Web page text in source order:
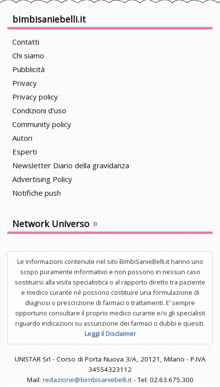
bimbisaniebelli.it
Contatti
Chi siamo
Pubblicità
Privacy
Privacy policy
Condizioni d'uso
Community policy
Autori
Esperti
Newsletter Diario della gravidanza
Advertising Policy
Notifiche push
Network Universo »
Le informazioni contenute nel sito BimbiSanieBelli.it hanno uno
scopo puramente informativo e non possono in nessun caso
sostituirsi alla visita specialistica o al rapporto diretto tra paziente
e medico curante né possono costituire una formulazione di
diagnosi o prescrizione di farmaci o trattamenti. E’ sempre
opportuno consultare il proprio medico curante e/o gli specialisti
riguardo indicazioni su assunzione dei farmaci o dubbi e quesiti.
Leggi il Disclaimer
UNISTAR Srl - Corso di Porta Nuova 3/A, 20121, Milano - P.IVA
34554323112
Mail: redazione@bimbisaniebelli.it- Tel: 02.63.675.300